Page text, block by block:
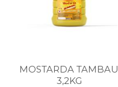
MOSTARDA TAMBAU
3,2KG